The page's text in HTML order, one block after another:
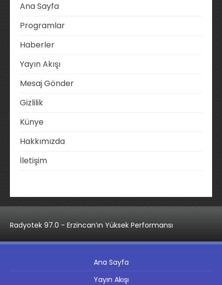
Ana Sayfa
Programlar
Haberler
Yayın Akışı
Mesaj Gönder
Gizlilik
Künye
Hakkımızda
İletişim
Radyotek 97.0 - Erzincan’ın Yüksek Performansı
Ana Sayfa
Yayın Akışı